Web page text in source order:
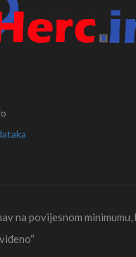
na povijesnom